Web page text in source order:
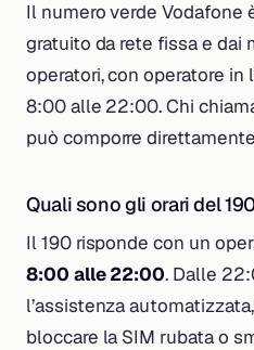
Il numero verde Vodafone
gratuito da rete fissa e dai
operatori, con operatore in
8:00 alle 22:00. Chi
può comporre
Quali sono gli orari del
Il 190 risponde con un
8:00 alle 22:00. Dalle
l’assistenza
bloccare la SIM rubata o